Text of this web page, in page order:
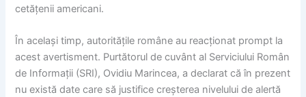
cetățenii americani.
În același timp, autoritățile române au reacționat prompt la
acest avertisment. Purtătorul de cuvânt al Serviciului Român
de Informații (SRI), Ovidiu Marincea, a declarat că în prezent
nu există date care să justifice creșterea nivelului de alertă